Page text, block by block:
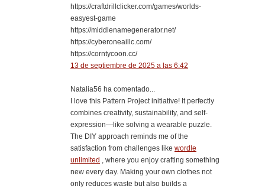
https://craftdrillclicker.com/games/worlds-
easyest-game
https://middlenamegenerator.net/
https://cyberoneaillc.com/
https://corntycoon.cc/
13 de septiembre de 2025 a las 6:42
Natalia56 ha comentado...
I love this Pattern Project initiative! It perfectly
combines creativity, sustainability, and self-
expression—like solving a wearable puzzle.
The DIY approach reminds me of the
satisfaction from challenges like wordle
unlimited , where you enjoy crafting something
new every day. Making your own clothes not
only reduces waste but also builds a